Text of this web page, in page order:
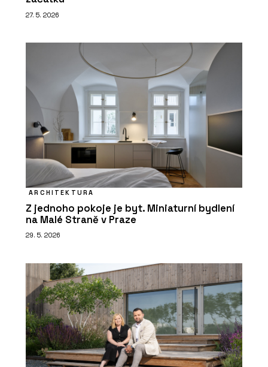
27. 5. 2026
ARCHITEKTURA
Z jednoho pokoje je byt. Miniaturní bydlení
na Malé Straně v Praze
29. 5. 2026